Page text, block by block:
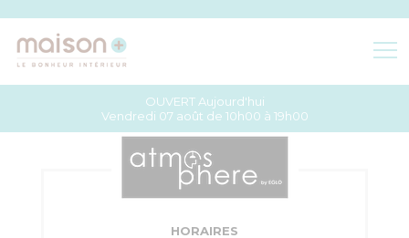
OUVERT Aujourd'hui
Vendredi 07 août de 10h00 à 19h00
HORAIRES